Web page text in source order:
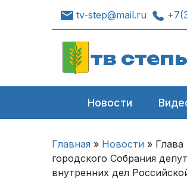
tv-step@mail.ru
тв степь
Новости
Главная » Новости »
городского Собрания
внутренних дел